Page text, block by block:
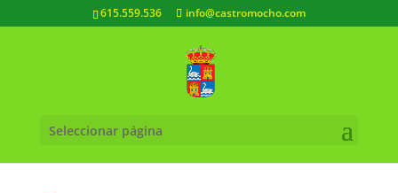
615.559.536 info@castromocho.com
Seleccionar página